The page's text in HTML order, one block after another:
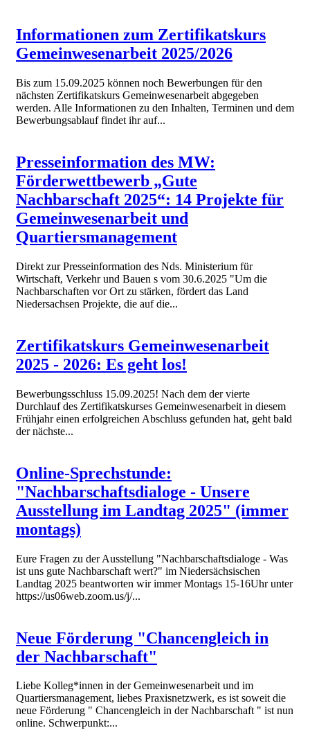
Informationen zum Zertifikatskurs
Gemeinwesenarbeit 2025/2026
Bis zum 15.09.2025 können noch Bewerbungen für den
nächsten Zertifikatskurs Gemeinwesenarbeit abgegeben
werden. Alle Informationen zu den Inhalten, Terminen und dem
Bewerbungsablauf findet ihr auf...
Presseinformation des MW:
Förderwettbewerb „Gute
Nachbarschaft 2025“: 14 Projekte für
Gemeinwesenarbeit und
Quartiersmanagement
Direkt zur Presseinformation des Nds. Ministerium für
Wirtschaft, Verkehr und Bauen s vom 30.6.2025 "Um die
Nachbarschaften vor Ort zu stärken, fördert das Land
Niedersachsen Projekte, die auf die...
Zertifikatskurs Gemeinwesenarbeit
2025 - 2026: Es geht los!
Bewerbungsschluss 15.09.2025! Nach dem der vierte
Durchlauf des Zertifikatskurses Gemeinwesenarbeit in diesem
Frühjahr einen erfolgreichen Abschluss gefunden hat, geht bald
der nächste...
Online-Sprechstunde:
"Nachbarschaftsdialoge - Unsere
Ausstellung im Landtag 2025" (immer
montags)
Eure Fragen zu der Ausstellung "Nachbarschaftsdialoge - Was
ist uns gute Nachbarschaft wert?" im Niedersächsischen
Landtag 2025 beantworten wir immer Montags 15-16Uhr unter
https://us06web.zoom.us/j/...
Neue Förderung "Chancengleich in
der Nachbarschaft"
Liebe Kolleg*innen in der Gemeinwesenarbeit und im
Quartiersmanagement, liebes Praxisnetzwerk, es ist soweit die
neue Förderung " Chancengleich in der Nachbarschaft " ist nun
online. Schwerpunkt:...